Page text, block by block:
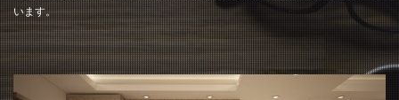
います。